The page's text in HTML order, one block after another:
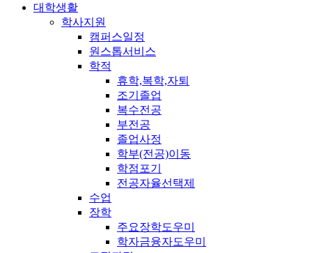
대학생활
학사지원
캠퍼스일정
원스톱서비스
학적
휴학,복학,자퇴
조기졸업
복수전공
부전공
졸업사정
학부(전공)이동
학점포기
전공자율선택제
수업
장학
주요장학도우미
학자금융자도우미